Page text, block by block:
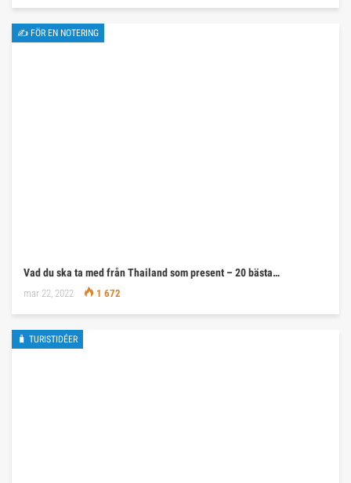
✍ FÖR EN NOTERING
Vad du ska ta med från Thailand som present – 20 bästa…
mar 22, 2022 1 672
🧳 TURISTIDÉER